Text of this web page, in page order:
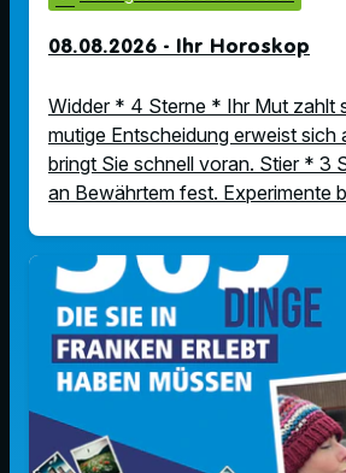
08.08.2026 - Ihr Horoskop
Widder * 4 Sterne * Ihr Mut zahlt
mutige Entscheidung erweist sich
bringt Sie schnell voran. Stier * 3
an Bewährtem fest. Experimente